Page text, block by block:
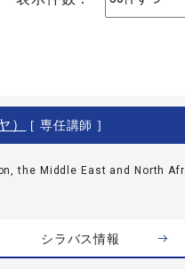
） [ 専任講師 ]
the Middle East and North Afr
シラバス情報